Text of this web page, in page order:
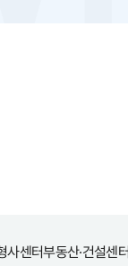
사센터부동산·건설센